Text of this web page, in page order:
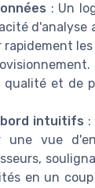
: Un
d'analyse
qualité et de
intuitifs :
une vue
en un